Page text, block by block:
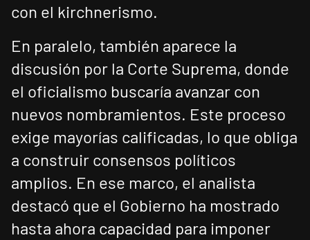
con el kirchnerismo.
En paralelo, también aparece la
discusión por la Corte Suprema, donde
el oficialismo buscaría avanzar con
nuevos nombramientos. Este proceso
exige mayorías calificadas, lo que obliga
a construir consensos políticos
amplios. En ese marco, el analista
destacó que el Gobierno ha mostrado
hasta ahora capacidad para imponer